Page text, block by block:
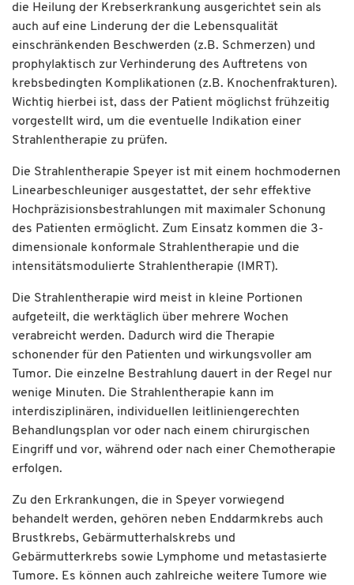
die Heilung der Krebserkrankung ausgerichtet sein als
auch auf eine Linderung der die Lebensqualität
einschränkenden Beschwerden (z.B. Schmerzen) und
prophylaktisch zur Verhinderung des Auftretens von
krebsbedingten Komplikationen (z.B. Knochenfrakturen).
Wichtig hierbei ist, dass der Patient möglichst frühzeitig
vorgestellt wird, um die eventuelle Indikation einer
Strahlentherapie zu prüfen.
Die Strahlentherapie Speyer ist mit einem hochmodernen
Linearbeschleuniger ausgestattet, der sehr effektive
Hochpräzisionsbestrahlungen mit maximaler Schonung
des Patienten ermöglicht. Zum Einsatz kommen die 3-
dimensionale konformale Strahlentherapie und die
intensitätsmodulierte Strahlentherapie (IMRT).
Die Strahlentherapie wird meist in kleine Portionen
aufgeteilt, die werktäglich über mehrere Wochen
verabreicht werden. Dadurch wird die Therapie
schonender für den Patienten und wirkungsvoller am
Tumor. Die einzelne Bestrahlung dauert in der Regel nur
wenige Minuten. Die Strahlentherapie kann im
interdisziplinären, individuellen leitliniengerechten
Behandlungsplan vor oder nach einem chirurgischen
Eingriff und vor, während oder nach einer Chemotherapie
erfolgen.
Zu den Erkrankungen, die in Speyer vorwiegend
behandelt werden, gehören neben Enddarmkrebs auch
Brustkrebs, Gebärmutterhalskrebs und
Gebärmutterkrebs sowie Lymphome und metastasierte
Tumore. Es können auch zahlreiche weitere Tumore wie